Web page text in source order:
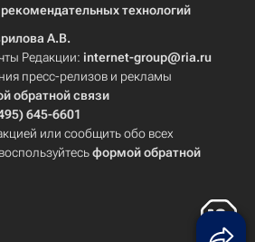
технологий
А.В.
Редакции: internet-group@ria.ru
пресс-релизов и рекламы
обратной связи
645-6601
или сообщить обо всех
формой обратной